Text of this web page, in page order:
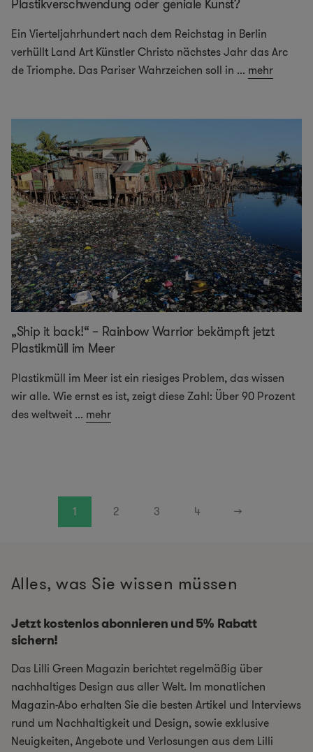
Plastikverschwendung oder geniale Kunst?
Ein Vierteljahrhundert nach dem Reichstag in Berlin
verhüllt Land Art Künstler Christo nächstes Jahr das Arc
de Triomphe. Das Pariser Wahrzeichen soll in ... mehr
„Ship it back!“ – Rainbow Warrior bekämpft jetzt
Plastikmüll im Meer
Plastikmüll im Meer ist ein riesiges Problem, das wissen
wir alle. Wie ernst es ist, zeigt diese Zahl: Über 90 Prozent
des weltweit ... mehr
1 2 3 4 →
Alles, was Sie wissen müssen
Jetzt kostenlos abonnieren und 5% Rabatt
sichern!
Das Lilli Green Magazin berichtet regelmäßig über
nachhaltiges Design aus aller Welt. Im monatlichen
Magazin-Abo erhalten Sie die besten Artikel und Interviews
rund um Nachhaltigkeit und Design, sowie exklusive
Neuigkeiten, Angebote und Verlosungen aus dem Lilli